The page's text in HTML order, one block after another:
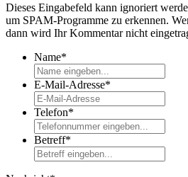
Dieses Eingabefeld kann ignoriert
um SPAM-Programme zu erkennen.
dann wird Ihr Kommentar nicht
Name*
E-Mail-Adresse*
Telefon*
Betreff*